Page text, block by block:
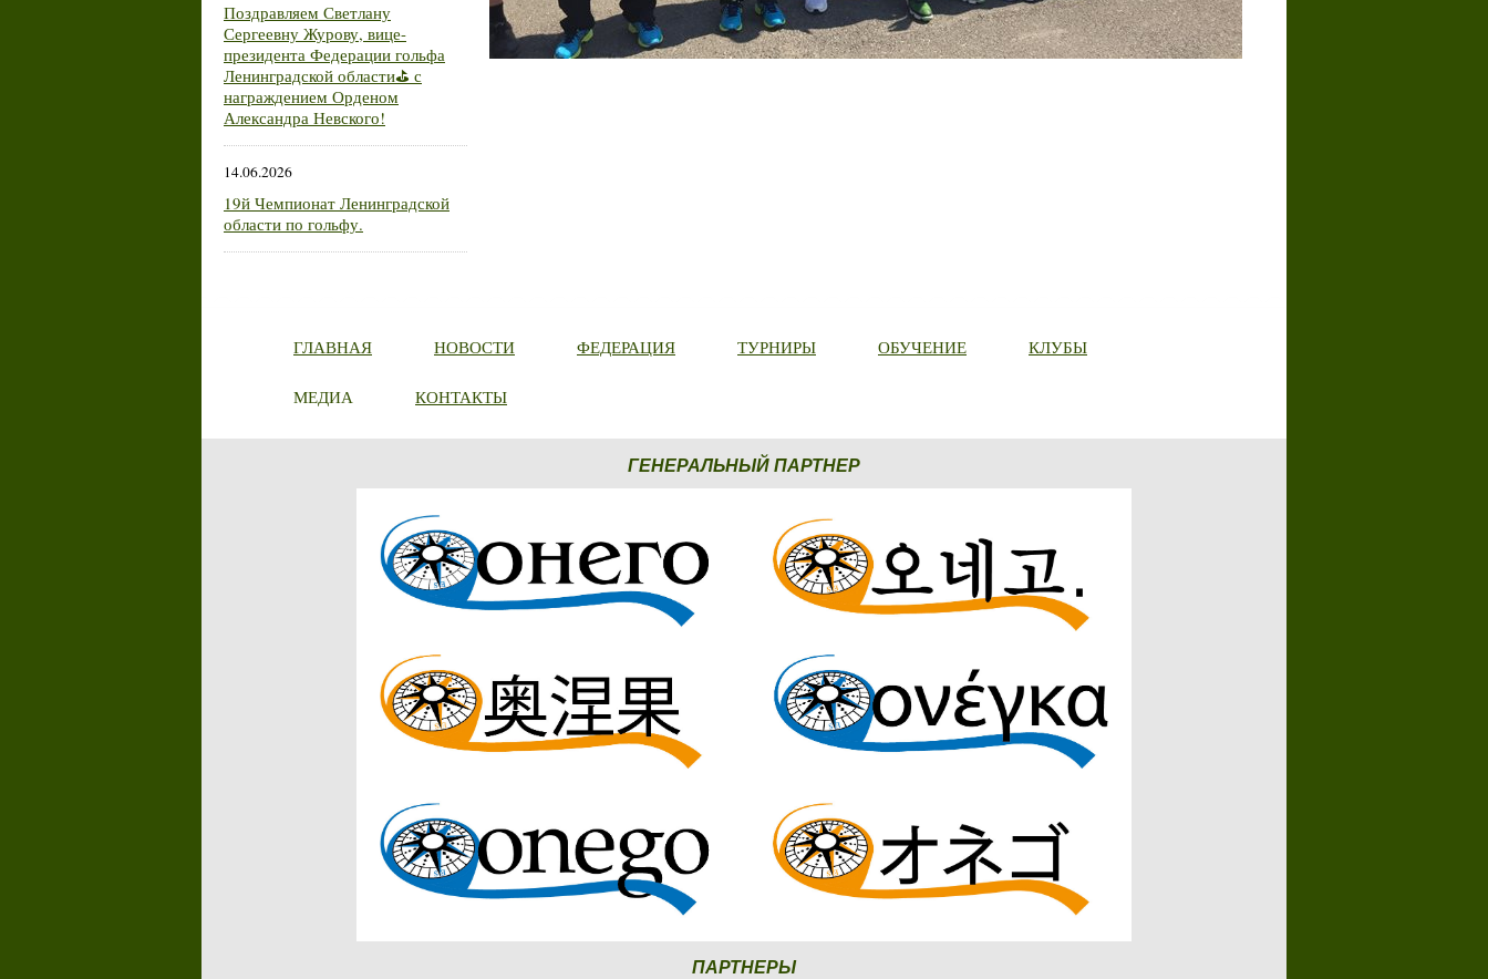
Поздравляем Светлану
Сергеевну Журову, вице-
президента Федерации гольфа
Ленинградской области⛳ с
награждением Орденом
Александра Невского!
14.06.2026
19й Чемпионат Ленинградской
области по гольфу.
ГЛАВНАЯ НОВОСТИ ФЕДЕРАЦИЯ ТУРНИРЫ ОБУЧЕНИЕ КЛУБЫ
МЕДИА КОНТАКТЫ
ГЕНЕРАЛЬНЫЙ ПАРТНЕР
ПАРТНЕРЫ